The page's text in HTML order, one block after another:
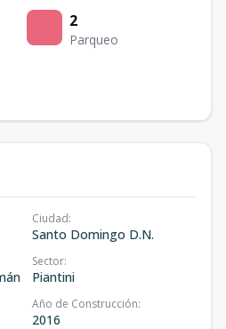
2
Parqueo
Ciudad:
Santo Domingo D.N.
Sector:
Piantini
Año de Construcción:
2016